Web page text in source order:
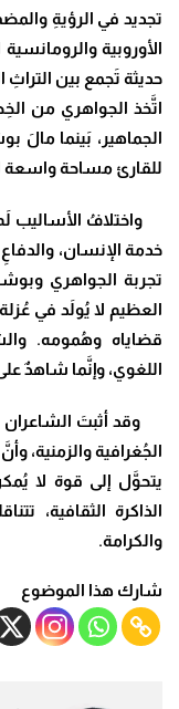
تجديد في الرؤيةِ
الأوروبية
حديثة تَجمع بين التراثِ
اتَّخذ الجواهري من
الجماهير، بَينما مالَ
للقارئ مساحة واسعة
واختلافُ الأساليب
خدمة الإنسان،
تجربة الجواهري
العظيم لا يُولَد في
قضاياه وهُمومه.
اللغوي، وإنَّما شاهدٌ
وقد أثبتَ الشاعران
الجُغرافية
يتحوَّل إلى قوة لا
الذاكرة الثقافية،
والكرامة.
شارك هذا الموضوع